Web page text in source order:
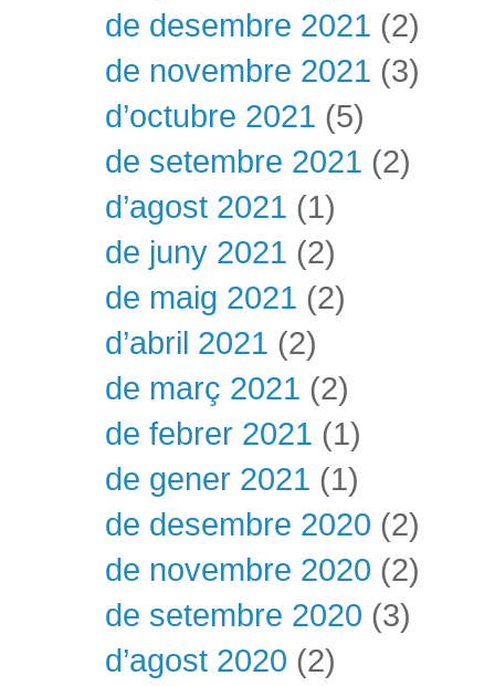
de desembre 2021 (2)
de novembre 2021 (3)
d’octubre 2021 (5)
de setembre 2021 (2)
d’agost 2021 (1)
de juny 2021 (2)
de maig 2021 (2)
d’abril 2021 (2)
de març 2021 (2)
de febrer 2021 (1)
de gener 2021 (1)
de desembre 2020 (2)
de novembre 2020 (2)
de setembre 2020 (3)
d’agost 2020 (2)